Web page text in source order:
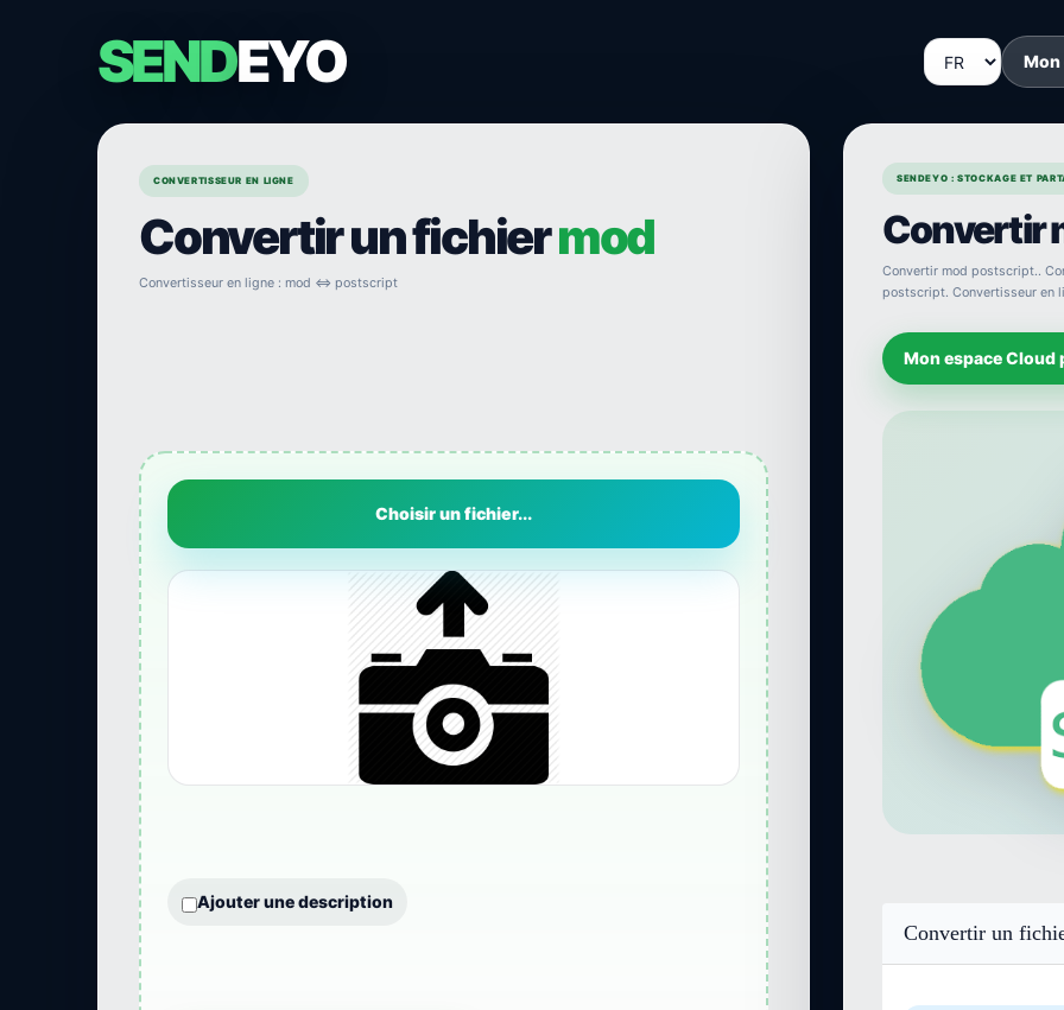
SENDEYO Mon
CONVERTISSEUR EN LIGNE
Convertir un fichiermod
Convertisseur en ligne : mod ⇔ postscript
Choisir un fichier...
Ajouter une description
SENDEYO : STOCKAGE ET
Convertir
Convertir mod postscript..
postscript. Convertisseur en
Mon espace Cloud
Convertir un